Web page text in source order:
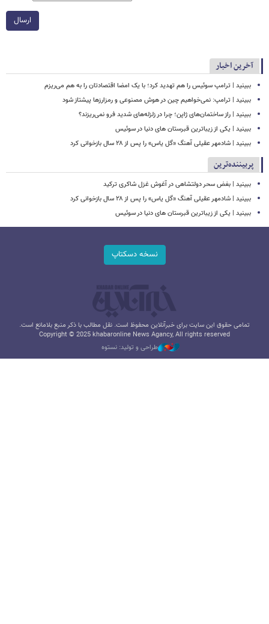
ارسال
آخرین اخبار
ببینید | ترامپ سوئیس را هم تهدید کرد؛ با یک امضا اقتصادتان را به هم می‌ریزم
ببینید | ترامپ: نمی‌خواهیم چین در هوش مصنوعی و رمزارزها پیشتاز شود
ببینید | راز ساختمان‌های ژاپن؛ چرا در زلزله‌های شدید فرو نمی‌ریزند؟
ببینید | یکی از زیباترین قبرستان های دنیا در سوئیس
ببینید | شادمهر عقیلی آهنگ «گل یاس» را پس از ۲۸ سال بازخوانی کرد
پربیننده‌ترین
ببینید | بغض سحر دولتشاهی در آغوش غزل شاکری ترکید
ببینید | شادمهر عقیلی آهنگ «گل یاس» را پس از ۲۸ سال بازخوانی کرد
ببینید | یکی از زیباترین قبرستان های دنیا در سوئیس
نسخه دسکتاپ
تمامی حقوق این سایت برای خبرآنلاین محفوظ است. نقل مطالب با ذکر منبع بلامانع است.
Copyright © 2025 khabaronline News Agancy, All rights reserved
طراحی و تولید: نستوه